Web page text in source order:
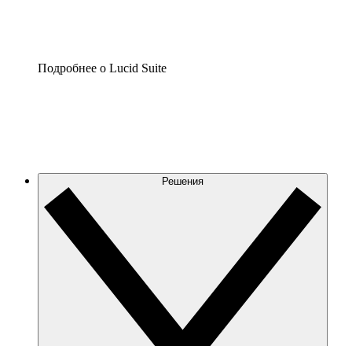
Подробнее о Lucid Suite
Решения